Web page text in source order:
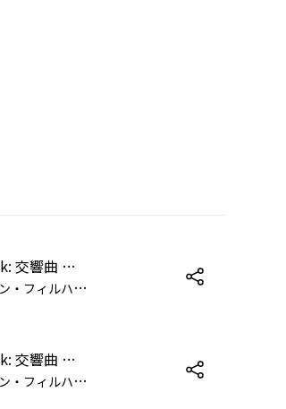
Dvořák: 交響曲 第9番 ホ短調 作品95《新世界より》: 第4楽章: Allegro con fuoco
ベ
ルリン・フィルハーモニー管弦楽団/ラファエル・クーベリック
Dvořák: 交響曲 第8番 ト長調 作品88: 第4楽章: Allegro ma non troppo
ベ
ルリン・フィルハーモニー管弦楽団/ラファエル・クーベリック